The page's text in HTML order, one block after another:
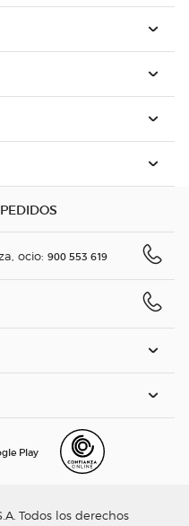
ocio: 900 553 619
Play
Todos los derechos